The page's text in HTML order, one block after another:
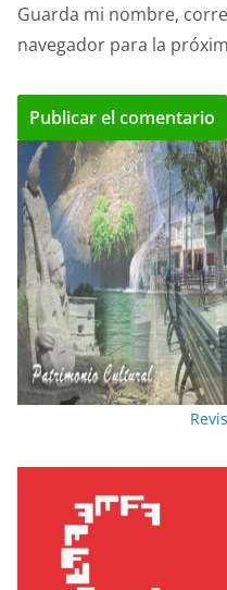
Guarda mi nombre,
navegador para la